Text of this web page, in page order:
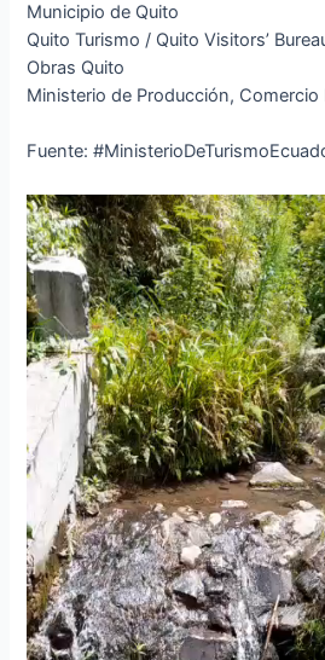
Municipio de Quito
Quito Turismo / Quito Visitors’
Obras Quito
Ministerio de Producción,
Fuente: